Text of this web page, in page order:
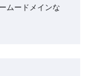
ムードメインな